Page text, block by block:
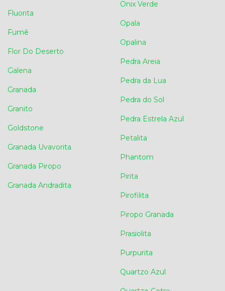
Fluorita
Fumê
Flor Do Deserto
Galena
Granada
Granito
Goldstone
Granada Uvavorita
Granada Piropo
Granada Andradita
Onix Verde
Opala
Opalina
Pedra Areia
Pedra da Lua
Pedra do Sol
Pedra Estrela Azul
Petalita
Phantom
Pirita
Pirofilita
Piropo Granada
Prasiolita
Purpurita
Quartzo Azul